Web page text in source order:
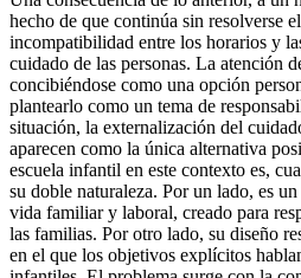
hecho de que continúa sin resolverse
incompatibilidad entre los horarios y
cuidado de las personas. La atención
concibiéndose como una opción
plantearlo como un tema de
situación, la externalización del
aparecen como la única alternativa
escuela infantil en este contexto es,
su doble naturaleza. Por un lado, es
vida familiar y laboral, creado para
las familias. Por otro lado, su diseño
en el que los objetivos explícitos